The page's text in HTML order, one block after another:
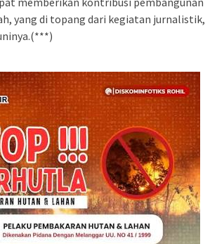
yang di topang dari kegiatan jurnalistik,